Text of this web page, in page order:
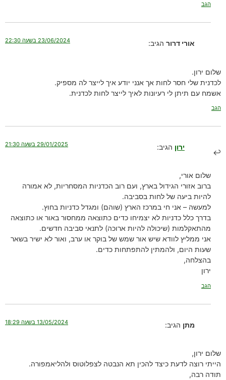
הגב
אורי דרור הגיב: 23/06/2024 בשעה 22:30
שלום ירון.
לכדנית שלי חסר לחות אך אנני יודע איך לייצר לה מספיק.
אשמח עם תיתן לי רעיונות לאיך לייצר לחות לכדנית.
הגב
ירון הגיב: 29/01/2025 בשעה 21:30
שלום אורי,
ברוב אזורי הגידול בארץ, ועם רוב הכדניות המסחריות, לא אמורה
להיות ביעה של לחות בסביבה.
למעשה – אני חי במרכז הארץ (שוהם) ומגדל כדניות בחוץ.
בדרך כלל כדניות לא יצמיחו כדים כתוצאה ממחסור באור או כתוצאה
מהתאקלמות (שיכולה להיות ארוכה) לתנאי סביבה חדשים.
אני ממליץ לוודא שיש אור שמש של בוקר או ערב, ואור לא ישיר בשאר
שעות היום, ולהמתין להתפתחות כדים.
בהצלחה,
ירון
הגב
מתן הגיב: 13/05/2024 בשעה 18:29
שלום ירון,
הייתי רוצה לדעת כיצד להכין תא הנבטה לצפלוטוס ולהליאמפורה.
תודה רבה,